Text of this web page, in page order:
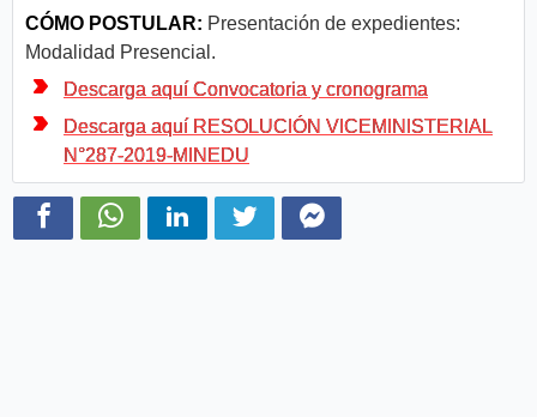
CÓMO POSTULAR: Presentación de expedientes:
Modalidad Presencial.
Descarga aquí Convocatoria y cronograma
Descarga aquí RESOLUCIÓN VICEMINISTERIAL
N°287-2019-MINEDU